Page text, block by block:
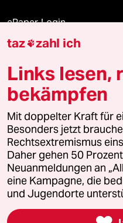
ePaper Login
Downloads für
© 2026 taz Verlags und
Alle Rechte vorbehalten. Bei
wenden Sie sich bitte an
Feedback
Leitlinie Informant
Seitenwende
taz zahl ich
Links lesen,
bekämpfen
Mit doppelter Kraft für
Besonders jetzt
Rechtsextremismus
Daher gehen 50
Neuanmeldungen an
eine Kampagne, die
und Jugendorte